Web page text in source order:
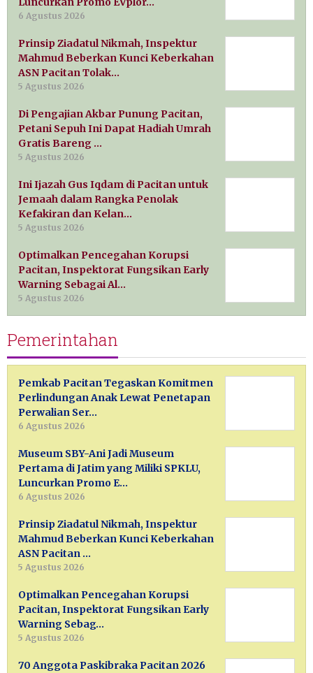
6 Agustus 2026
Prinsip Ziadatul Nikmah, Inspektur
Mahmud Beberkan Kunci Keberkahan
ASN Pacitan Tolak…
5 Agustus 2026
Di Pengajian Akbar Punung Pacitan,
Petani Sepuh Ini Dapat Hadiah Umrah
Gratis Bareng …
5 Agustus 2026
Ini Ijazah Gus Iqdam di Pacitan untuk
Jemaah dalam Rangka Penolak
Kefakiran dan Kelan…
5 Agustus 2026
Optimalkan Pencegahan Korupsi
Pacitan, Inspektorat Fungsikan Early
Warning Sebagai Al…
5 Agustus 2026
Pemerintahan
Pemkab Pacitan Tegaskan Komitmen
Perlindungan Anak Lewat Penetapan
Perwalian Ser…
6 Agustus 2026
Museum SBY-Ani Jadi Museum
Pertama di Jatim yang Miliki SPKLU,
Luncurkan Promo E…
6 Agustus 2026
Prinsip Ziadatul Nikmah, Inspektur
Mahmud Beberkan Kunci Keberkahan
ASN Pacitan …
5 Agustus 2026
Optimalkan Pencegahan Korupsi
Pacitan, Inspektorat Fungsikan Early
Warning Sebag…
5 Agustus 2026
70 Anggota Paskibraka Pacitan 2026